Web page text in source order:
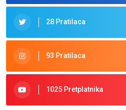
28 Pratilaca
93 Pratilaca
1025 Pretplatnika